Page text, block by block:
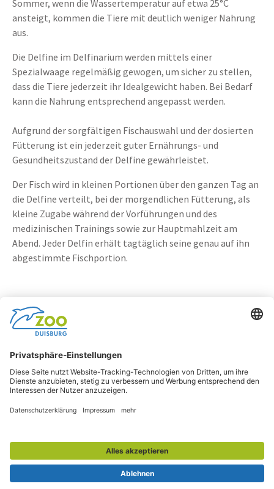
Sommer, wenn die Wassertemperatur auf etwa 25°C
ansteigt, kommen die Tiere mit deutlich weniger Nahrung
aus.
Die Delfine im Delfinarium werden mittels einer
Spezialwaage regelmäßig gewogen, um sicher zu stellen,
dass die Tiere jederzeit ihr Idealgewicht haben. Bei Bedarf
kann die Nahrung entsprechend angepasst werden.
Aufgrund der sorgfältigen Fischauswahl und der dosierten
Fütterung ist ein jederzeit guter Ernährungs- und
Gesundheitszustand der Delfine gewährleistet.
Der Fisch wird in kleinen Portionen über den ganzen Tag an
die Delfine verteilt, bei der morgendlichen Fütterung, als
kleine Zugabe während der Vorführungen und des
medizinischen Trainings sowie zur Hauptmahlzeit am
Abend. Jeder Delfin erhält tagtäglich seine genau auf ihn
abgestimmte Fischportion.
FacebookInstagram
Impressum
Tickets und Informationen:
0203 / 604-44251